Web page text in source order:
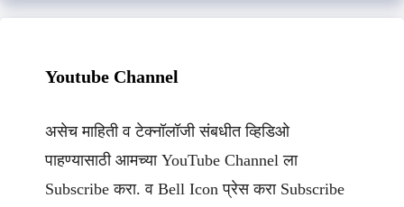
Youtube Channel
असेच माहिती व टेक्नॉलॉजी संबधीत व्हिडिओ
पाहण्यासाठी आमच्या YouTube Channel ला
Subscribe करा. व Bell Icon प्रेस करा Subscribe